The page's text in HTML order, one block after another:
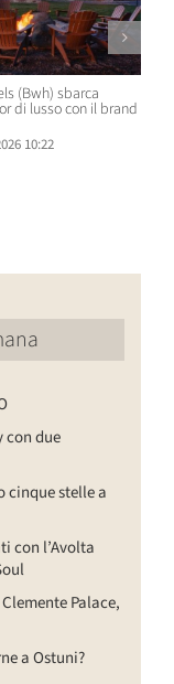
(Bwh) sbarca
di lusso con il brand
10:22
due
cinque stelle a
con l’Avolta
Palace,
a Ostuni?